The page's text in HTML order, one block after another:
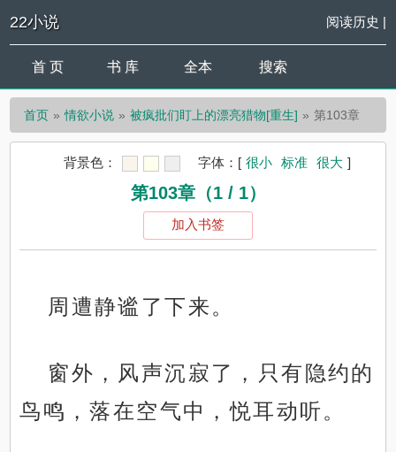
22小说 阅读历史 |
首 页 书 库 全本 搜索
首页 情欲小说 被疯批们盯上的漂亮猎物[重生] 第103章
背景色： 字体： [ 很小 标准 很大 ]
第103章（1 / 1）
加入书签
周遭静谧了下来。
窗外，风声沉寂了，只有隐约的
鸟鸣，落在空气中，悦耳动听。